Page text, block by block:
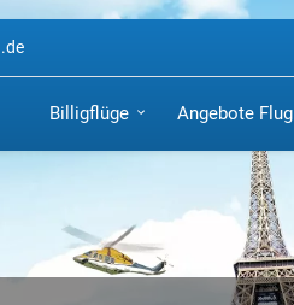
Billigflüge Angebote Flug